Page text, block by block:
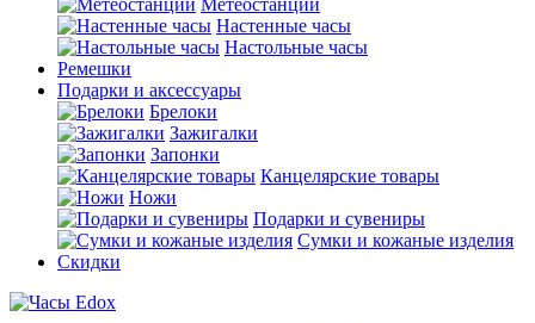
Метеостанции
Настенные часы
Настольные часы
Ремешки
Подарки и аксессуары
Брелоки
Зажигалки
Запонки
Канцелярские товары
Ножи
Подарки и сувениры
Сумки и кожаные изделия
Скидки